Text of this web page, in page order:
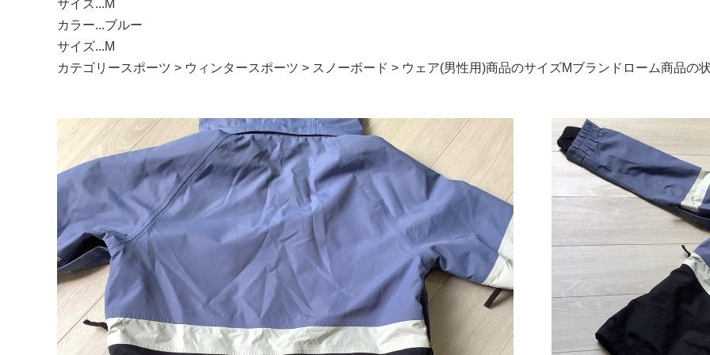
サイズ...M
カラー...ブルー
サイズ...M
カテゴリースポーツ > ウィンタースポーツ > スノーボード > ウェア(男性用)商品のサイズMブランドローム商品の